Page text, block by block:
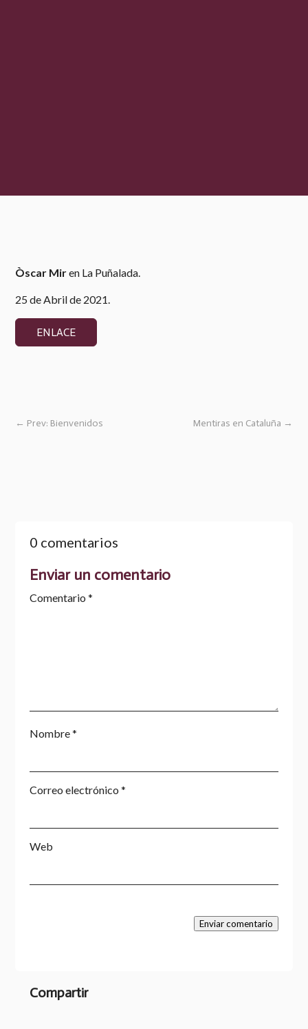
Òscar Miren La Puñalada.
25 de Abril de 2021.
ENLACE
← Prev: Bienvenidos Mentiras en Cataluña →
0 comentarios
Enviar un comentario
Comentario *
Nombre*
Correo electrónico *
Web
Enviar comentario
Compartir